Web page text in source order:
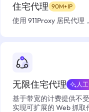
住宅代理 90M+IP
使用 911Proxy 居民代理
无限住宅代理 人
基于带宽的计费提供不
实现可扩展的 Web 抓取